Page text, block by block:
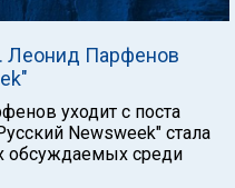
Леонид Парфенов
уходит с поста
Newsweek" стала
обсуждаемых среди